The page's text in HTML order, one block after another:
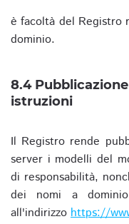
è facoltà del Registro
dominio.
8.4
istruzioni
Il Registro rende
server i modelli del
di responsabilità,
dei nomi a
all'indirizzo https://